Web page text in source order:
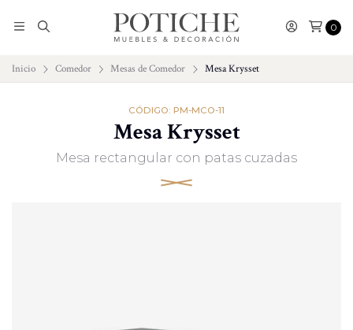
0
Inicio Comedor Mesas de Comedor Mesa Krysset
CÓDIGO: PM-MCO-11
Mesa Krysset
Mesa rectangular con patas cuzadas